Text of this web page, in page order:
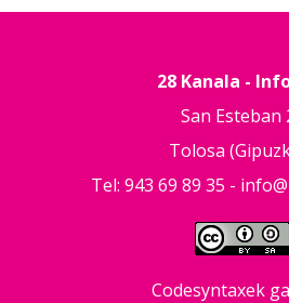
28 Kanala -
San Esteban
Tolosa
Tel: 943 69 89 35 -
Codesyntaxek